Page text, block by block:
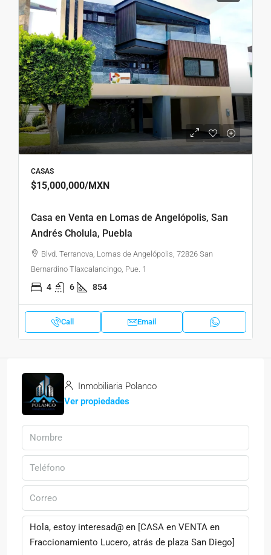
CASAS
$15,000,000/MXN
Casa en Venta en Lomas de Angelópolis, San
Andrés Cholula, Puebla
Blvd. Terranova, Lomas de Angelópolis, 72826 San
Bernardino Tlaxcalancingo, Pue. 1
4 6 854
Call Email
Inmobiliaria Polanco
Ver propiedades